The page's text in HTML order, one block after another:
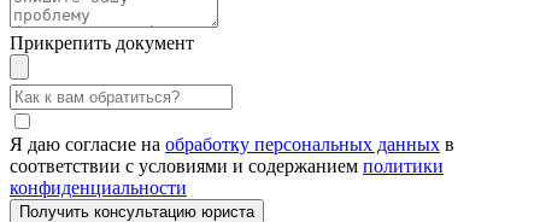
Прикрепить документ
Я даю согласие на обработку персональных данных в
соответствии с условиями и содержанием политики
конфиденциальности